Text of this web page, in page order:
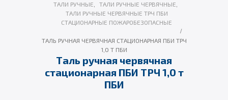
ТАЛИ РУЧНЫЕ
ТАЛИ РУЧНЫЕ ЧЕРВЯЧНЫЕ
ТАЛИ РУЧНЫЕ ЧЕРВЯЧНЫЕ ТРЧ ПБИ
СТАЦИОНАРНЫЕ ПОЖАРОБЕЗОПАСНЫЕ
ТАЛЬ РУЧНАЯ ЧЕРВЯЧНАЯ СТАЦИОНАРНАЯ ПБИ ТРЧ
1,0 Т ПБИ
Таль ручная червячная
стационарная ПБИ ТРЧ 1,0 т
ПБИ